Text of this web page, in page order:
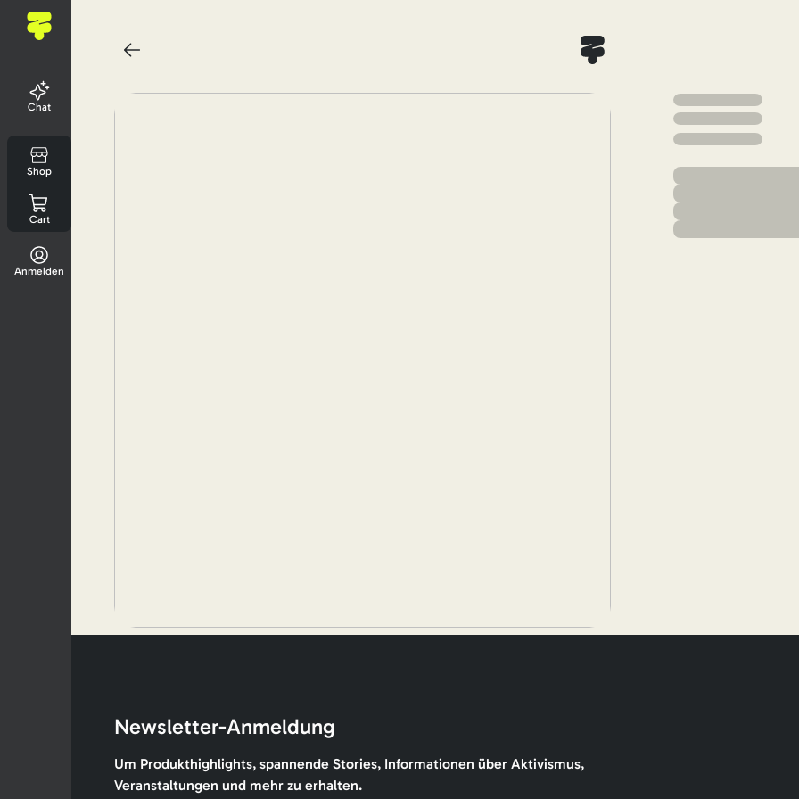
Chat
Shop
Cart
Anmelden
Newsletter-Anmeldung
Um Produkthighlights, spannende Stories, Informationen über Aktivismus,
Veranstaltungen und mehr zu erhalten.